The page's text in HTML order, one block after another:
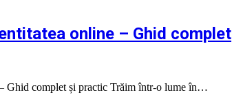
online – Ghid complet
Ghid complet și practic Trăim într-o lume în…